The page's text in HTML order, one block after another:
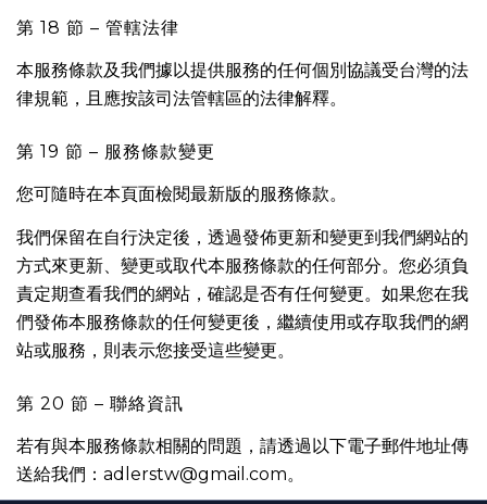
第 18 節 – 管轄法律
本服務條款及我們據以提供服務的任何個別協議受台灣的法
律規範，且應按該司法管轄區的法律解釋。
第 19 節 – 服務條款變更
您可隨時在本頁面檢閱最新版的服務條款。
我們保留在自行決定後，透過發佈更新和變更到我們網站的
方式來更新、變更或取代本服務條款的任何部分。您必須負
責定期查看我們的網站，確認是否有任何變更。如果您在我
們發佈本服務條款的任何變更後，繼續使用或存取我們的網
站或服務，則表示您接受這些變更。
第 20 節 – 聯絡資訊
若有與本服務條款相關的問題，請透過以下電子郵件地址傳
送給我們：adlerstw@gmail.com。